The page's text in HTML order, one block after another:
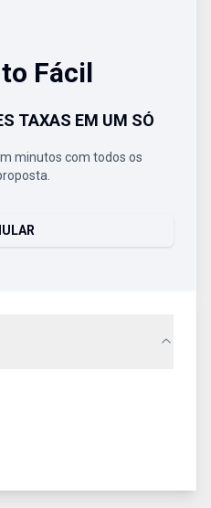
Fácil
TAXAS EM UM SÓ
minutos com todos os